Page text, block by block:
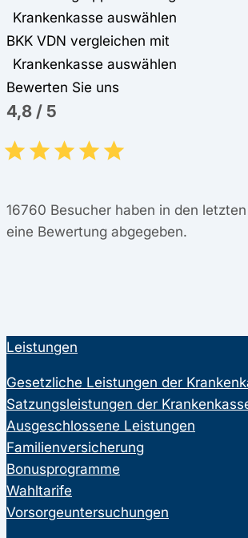
BKK VDN vergleichen mit
Bewerten Sie uns
4,8 / 5
16760 Besucher haben in den
eine Bewertung abgegeben.
Leistungen
Gesetzliche Leistungen der
Satzungsleistungen der
Ausgeschlossene Leistungen
Familienversicherung
Bonusprogramme
Wahltarife
Vorsorgeuntersuchungen